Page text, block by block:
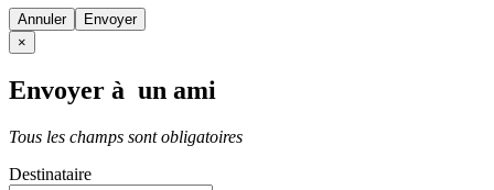
Annuler
×
Envoyer à un ami
Tous les champs sont obligatoires
Destinataire